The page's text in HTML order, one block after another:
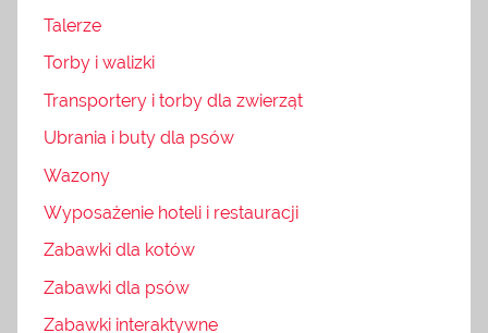
Talerze
Torby i walizki
Transportery i torby dla zwierząt
Ubrania i buty dla psów
Wazony
Wyposażenie hoteli i restauracji
Zabawki dla kotów
Zabawki dla psów
Zabawki interaktywne